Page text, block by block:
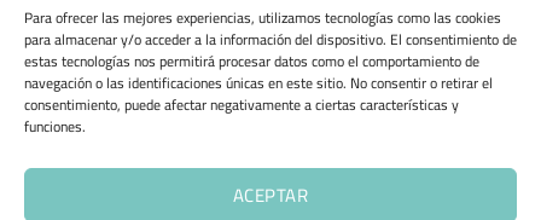
Para ofrecer las mejores experiencias, utilizamos tecnologías como las cookies
para almacenar y/o acceder a la información del dispositivo. El consentimiento de
estas tecnologías nos permitirá procesar datos como el comportamiento de
navegación o las identificaciones únicas en este sitio. No consentir o retirar el
consentimiento, puede afectar negativamente a ciertas características y
funciones.
ACEPTAR
CONFIANZA & ESPECIALIZACIÓN